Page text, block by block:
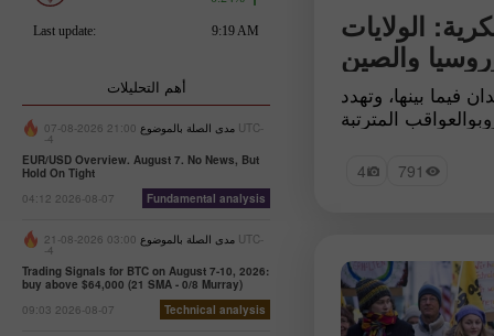
الولايات
والصين
فيما بينها، وتهدد
المترتبة
أيضا القوة
روسيا والصين
791
4
أهم التحليلات
مدى الصلة بالموضوع 21:00 2026-08-07 UTC-
-4
EUR/USD Overview. August 7. No News, But
Hold On Tight
04:12 2026-08-07
Fundamental analysis
مدى الصلة بالموضوع 03:00 2026-08-21 UTC-
-4
Trading Signals for BTC on August 7-10, 2026:
buy above $64,000 (21 SMA - 0/8 Murray)
09:03 2026-08-07
Technical analysis